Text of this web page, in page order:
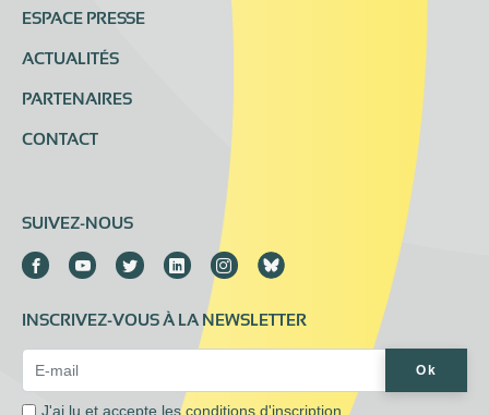
ESPACE PRESSE
ACTUALITÉS
PARTENAIRES
CONTACT
SUIVEZ-NOUS
INSCRIVEZ-VOUS À LA NEWSLETTER
Ok
J'ai lu et accepte lesconditions d'inscription